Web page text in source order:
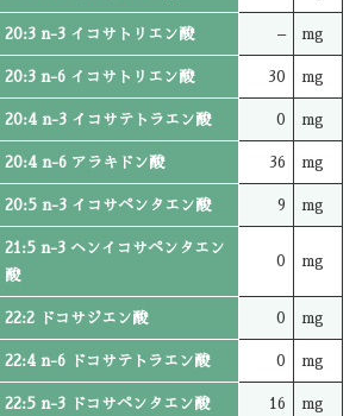
20:3 n-3 イコサトリエン酸 – mg
20:3 n-6 イコサトリエン酸 30 mg
20:4 n-3 イコサテトラエン酸 0 mg
20:4 n-6 アラキドン酸 36 mg
20:5 n-3 イコサペンタエン酸 9 mg
21:5 n-3 ヘンイコサペンタエン
酸
0 mg
22:2 ドコサジエン酸 0 mg
22:4 n-6 ドコサテトラエン酸 0 mg
22:5 n-3 ドコサペンタエン酸 16 mg